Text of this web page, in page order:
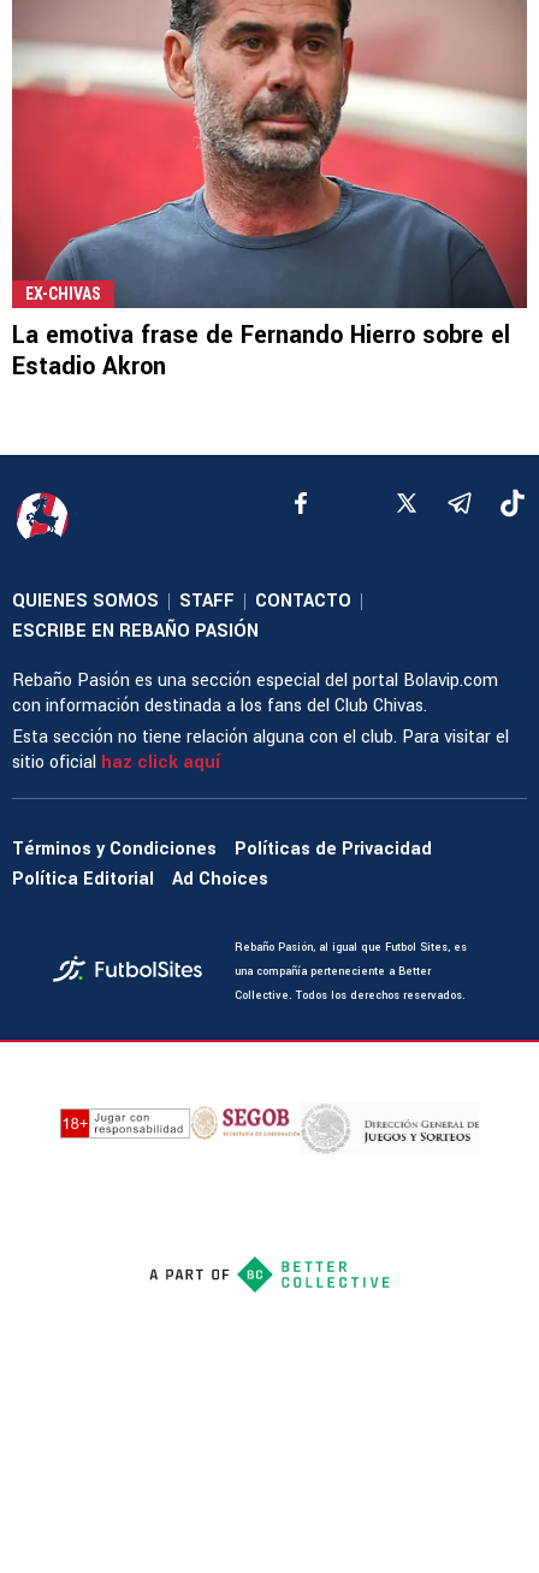
EX-CHIVAS
La emotiva frase de Fernando Hierro sobre el
Estadio Akron
QUIENES SOMOS STAFF CONTACTO
ESCRIBE EN REBAÑO PASIÓN
Rebaño Pasión es una sección especial del portal Bolavip.com
con información destinada a los fans del Club Chivas.
Esta sección no tiene relación alguna con el club. Para visitar el
sitio oficial haz click aquí
Términos y Condiciones
Políticas de Privacidad
Política Editorial
Ad Choices
Rebaño Pasión, al igual que Futbol Sites, es
una compañía perteneciente a Better
Collective. Todos los derechos reservados.